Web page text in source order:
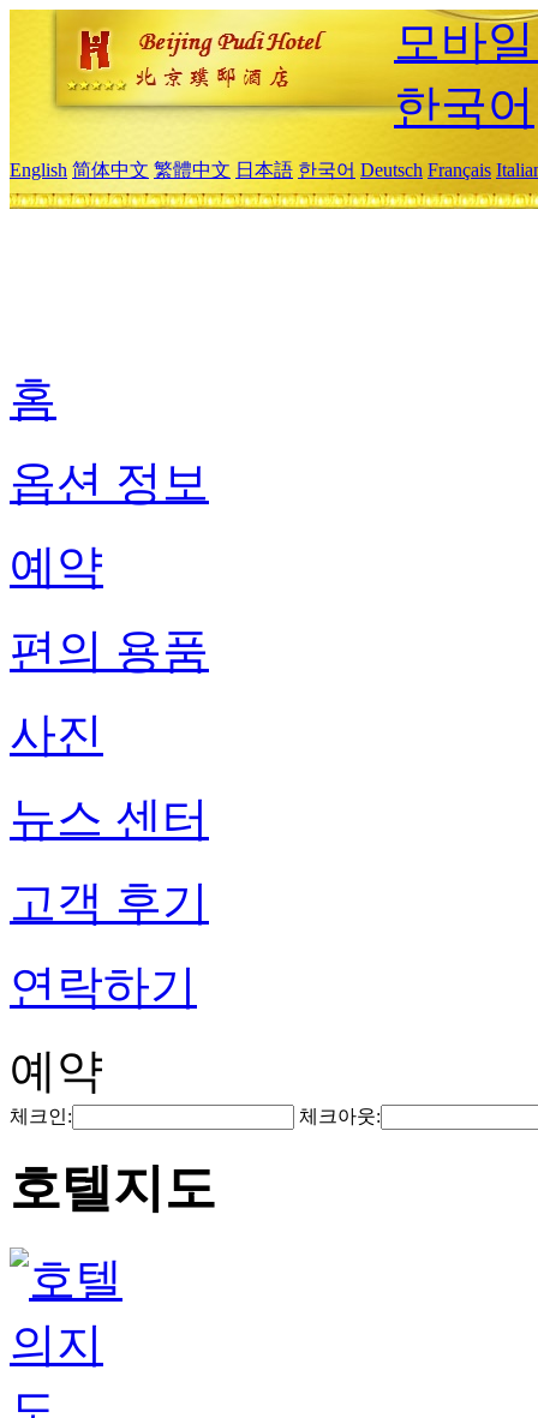
모바
한국어
English 简体中文 繁體中文 日本語 한국어 Deutsch Français
홈
옵션 정보
예약
편의 용품
사진
뉴스 센터
고객 후기
연락하기
예약
체크인: 체크아웃:
호텔지도